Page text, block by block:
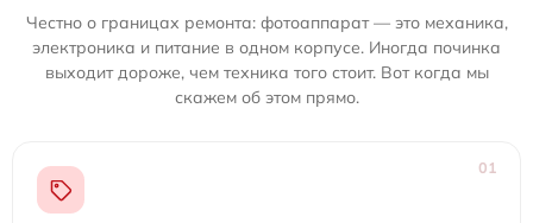
Честно о границах ремонта: фотоаппарат — это механика,
электроника и питание в одном корпусе. Иногда починка
выходит дороже, чем техника того стоит. Вот когда мы
скажем об этом прямо.
01